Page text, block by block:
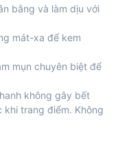
bằng và làm dịu với
mát-xa để kem
mụn chuyên biệt để
không gây bết
trang điểm. Không